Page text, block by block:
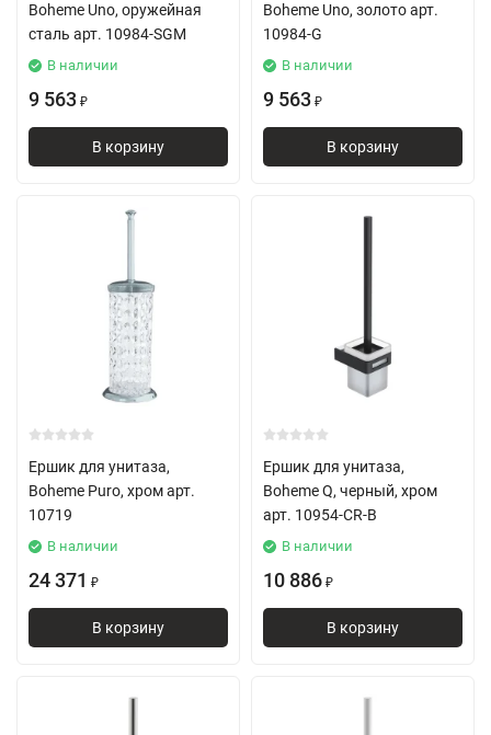
Boheme Uno, оружейная
сталь арт. 10984-SGM
В наличии
9 563 ₽
В корзину
Boheme Uno, золото арт.
10984-G
В наличии
9 563 ₽
В корзину
Ершик для унитаза,
Boheme Puro, хром арт.
10719
В наличии
24 371 ₽
В корзину
Ершик для унитаза,
Boheme Q, черный, хром
арт. 10954-CR-B
В наличии
10 886 ₽
В корзину